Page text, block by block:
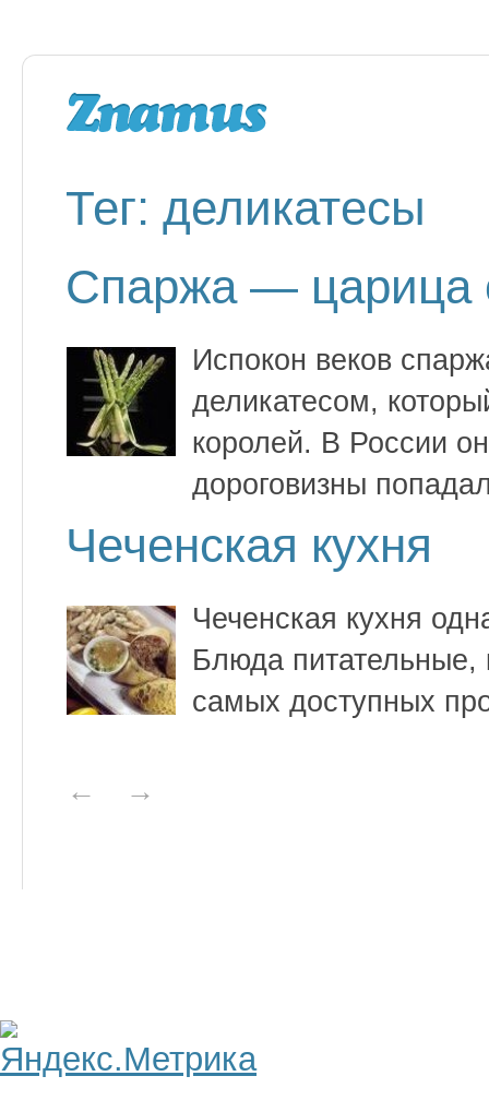
Тег: деликатесы
Спаржа — царица
Испокон веков
деликатесом,
королей. В России
дороговизны
Чеченская кухня
Чеченская кухня
Блюда питательные,
самых доступных
← →